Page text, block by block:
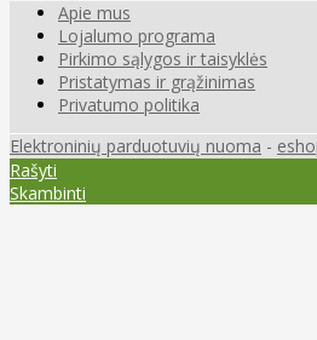
Apie mus
Lojalumo programa
Pirkimo sąlygos ir taisyklės
Pristatymas ir grąžinimas
Privatumo politika
Elektroninių parduotuvių nuoma -
Rašyti
Skambinti